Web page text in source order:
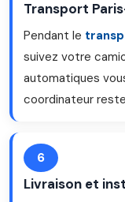
Transport
Pendant le
suivez votre
automatiques
coordinateur
6
Livraison et